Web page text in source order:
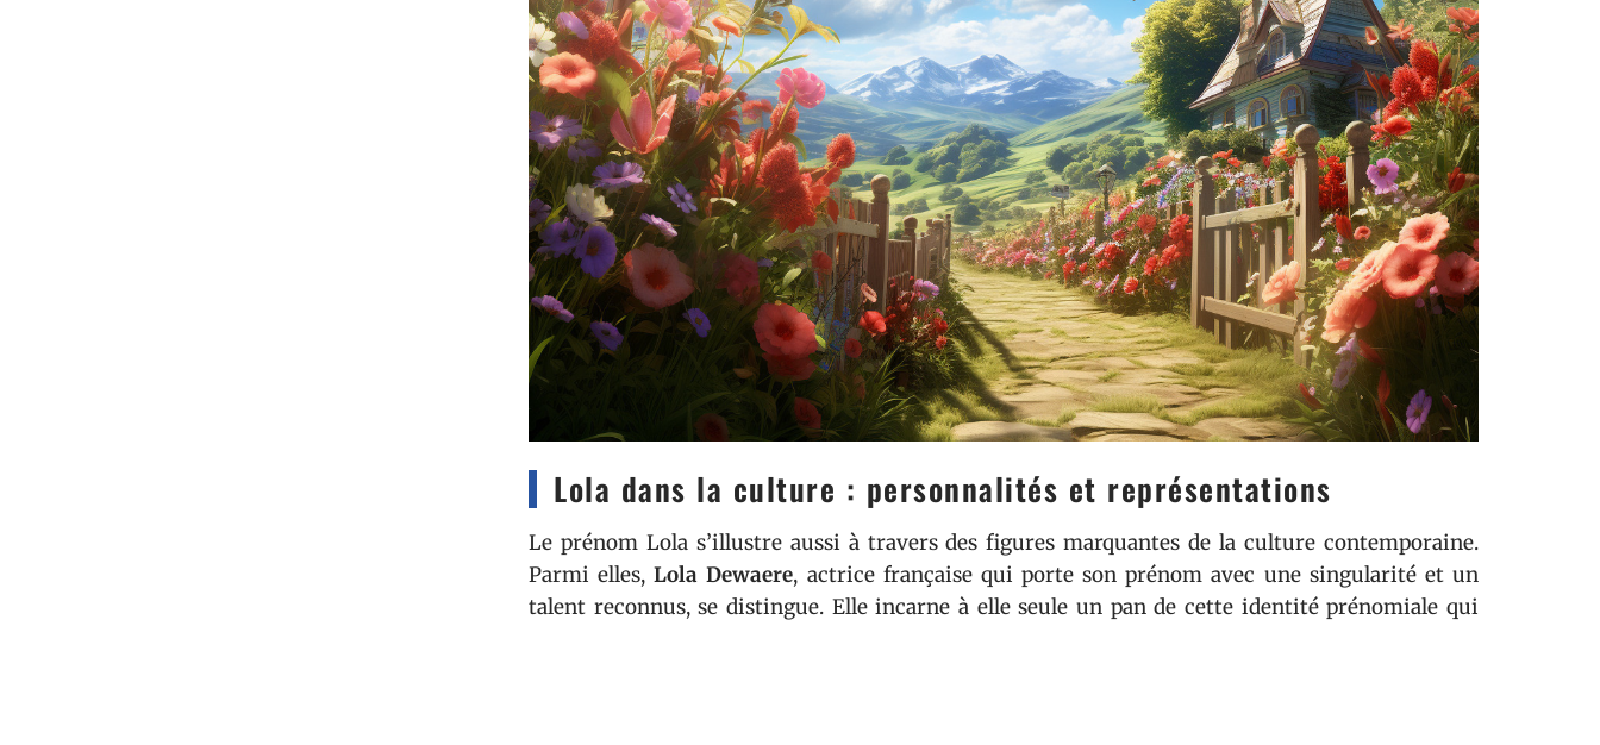
Lola dans la culture : personnalités et représentations
Le prénom Lola s’illustre aussi à travers des figures marquantes de la culture contemporaine.
Parmi elles,Lola Dewaere, actrice française qui porte son prénom avec une singularité et un
talent reconnus, se distingue. Elle incarne à elle seule un pan de cette identité prénomiale qui